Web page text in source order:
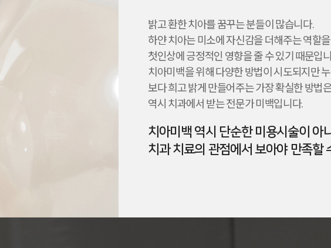
밝고 환한 치아를 꿈꾸는 분들이 많습니다.
하얀 치아는 미소에 자신감을 더해주는 역할
첫인상에 긍정적인 영향을 줄 수 있기 때문입
치아미백을 위해 다양한 방법이 시도되지만
보다 희고 밝게 만들어주는 가장 확실한 방법
역시 치과에서 받는 전문가 미백입니다.
치아미백 역시 단순한 미용시술이 아
치과 치료의 관점에서 보아야 만족할